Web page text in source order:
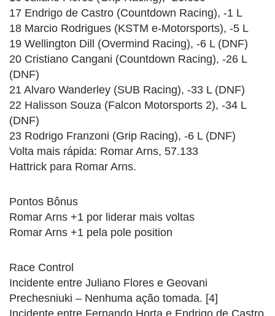
17 Endrigo de Castro (Countdown Racing), -1 L
18 Marcio Rodrigues (KSTM e-Motorsports), -5 L
19 Wellington Dill (Overmind Racing), -6 L (DNF)
20 Cristiano Cangani (Countdown Racing), -26 L
(DNF)
21 Alvaro Wanderley (SUB Racing), -33 L (DNF)
22 Halisson Souza (Falcon Motorsports 2), -34 L
(DNF)
23 Rodrigo Franzoni (Grip Racing), -6 L (DNF)
Volta mais rápida: Romar Arns, 57.133
Hattrick para Romar Arns.
Pontos Bônus
Romar Arns +1 por liderar mais voltas
Romar Arns +1 pela pole position
Race Control
Incidente entre Juliano Flores e Geovani
Prechesniuki – Nenhuma ação tomada. [4]
Incidente entre Fernando Horta e Endrigo de Castro